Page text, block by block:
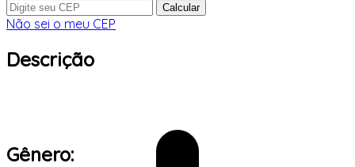
Calcular
Não sei o meu CEP
Descrição
Gênero: